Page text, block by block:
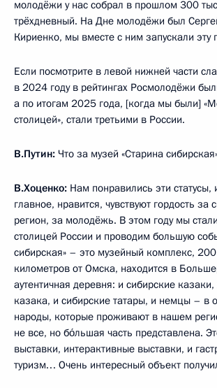
молодёжи у нас собрал в прошлом 300
трёхдневный. На Дне молодёжи был
Кириенко, мы вместе с ним запускали эту
Если посмотрите в левой нижней части
в 2024 году в рейтингах Росмолодёжи
а по итогам 2025 года, [когда мы были]
столицей», стали третьими в России.
В.Путин: Что за музей «Старина
В.Хоценко: Нам понравились эти
главное, нравится, чувствуют гордость за
регион, за молодёжь. В этом году мы
столицей России и проводим большую
сибирская» – это музейный комплекс,
километров от Омска, находится в
аутентичная деревня: и сибирские казаки,
казака, и сибирские татары, и немцы – в
народы, которые проживают в нашем
не все, но бо́льшая часть представлена.
выставки, интерактивные выставки, и
туризм… Очень интересный объект